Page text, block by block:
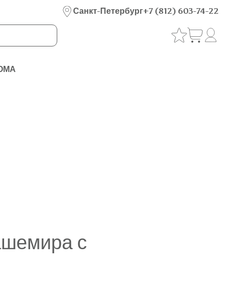
Санкт-Петербург+7 (812) 603-74-22
с